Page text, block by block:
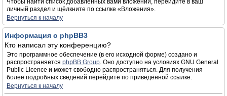
Чтобы найти список добавленных вами вложений, перейдите в ваш
личный раздел и щёлкните по ссылке «Вложения».
Вернуться к началу
Информация о phpBB3
Кто написал эту конференцию?
Это программное обеспечение (в его исходной форме) создано и
распространяется phpBB Group. Оно доступно на условиях GNU General
Public Licence и может свободно распространяться. Для получения
более подробных сведений перейдите по приведённой ссылке.
Вернуться к началу